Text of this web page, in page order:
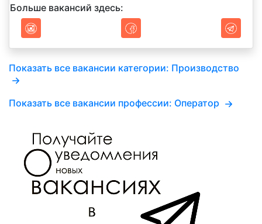
Больше вакансий здесь:
Показать все вакансии категории: Производство
Показать все вакансии профессии: Оператор